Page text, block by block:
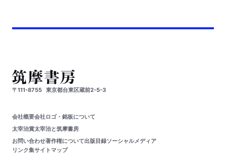
〒111-8755 東京都台東区蔵前2-5-3
会社概要会社ロゴ・銘板について
太宰治賞太宰治と筑摩書房
お問い合わせ著作権について出版目録ソーシャルメディア
リンク集サイトマップ